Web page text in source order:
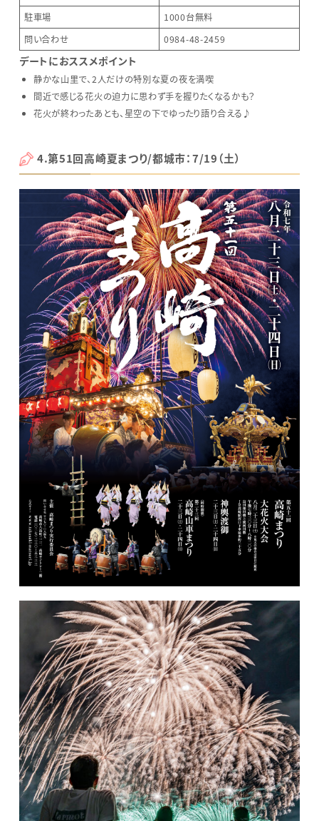
駐車場
1000台無料
問い合わせ
0984-48-2459
デートにおススメポイント
静かな山里で、2人だけの特別な夏の夜を満喫
間近で感じる花火の迫力に思わず手を握りたくなるかも？
花火が終わったあとも、星空の下でゆったり語り合える♪
4.第51回高崎夏まつり/都城市：7/19（土）